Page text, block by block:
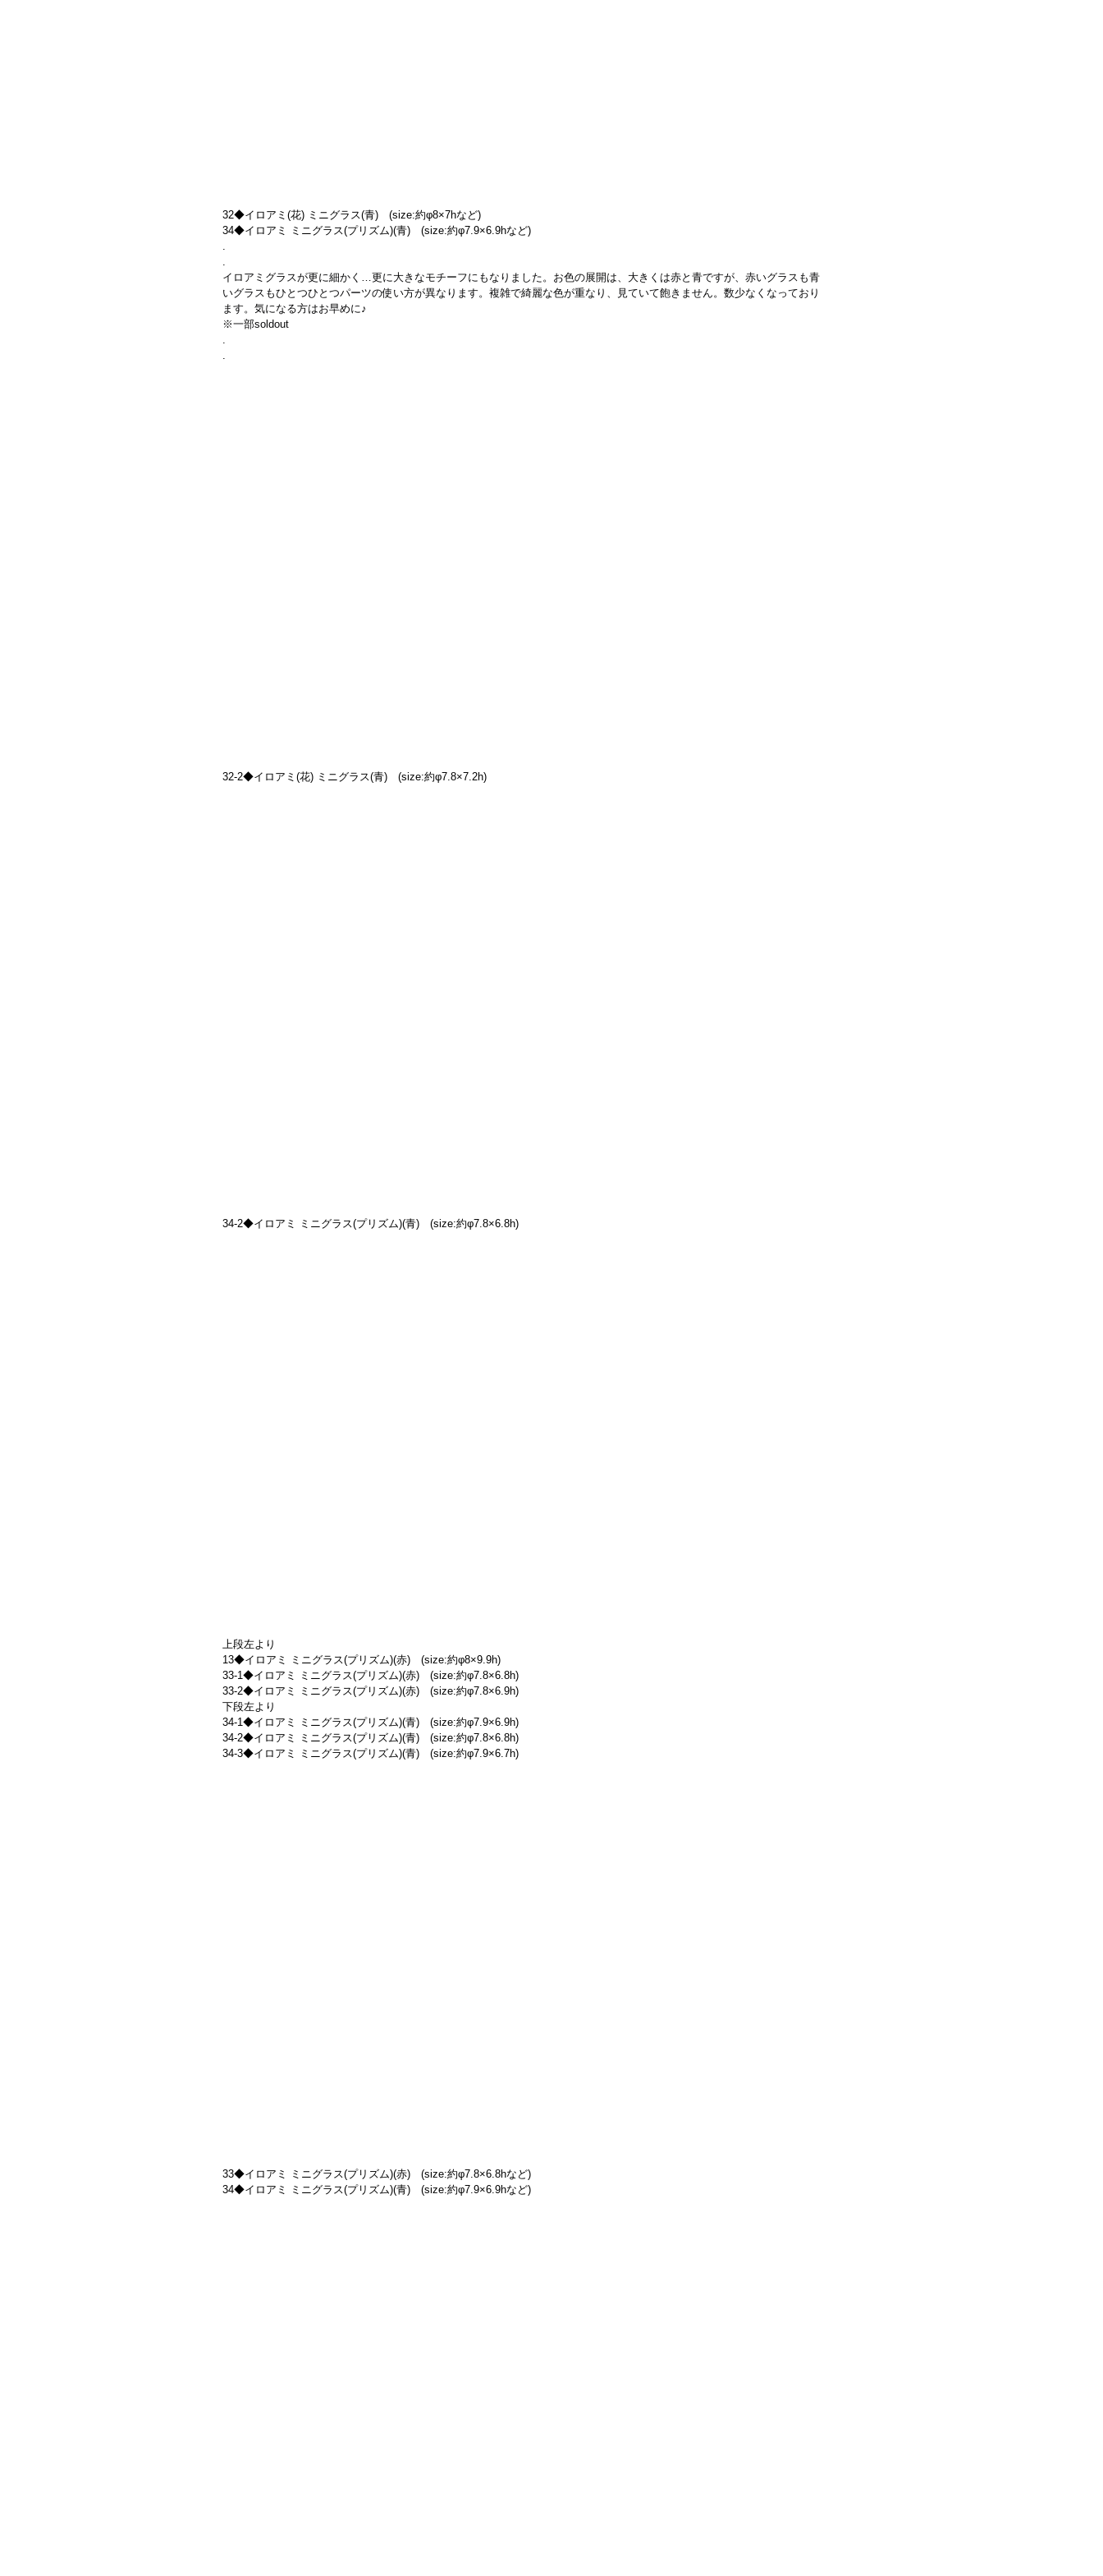
32◆イロアミ(花) ミニグラス(青)　(size:約φ8×7hなど)
34◆イロアミ ミニグラス(プリズム)(青)　(size:約φ7.9×6.9hなど)
.
.
イロアミグラスが更に細かく…更に大きなモチーフにもなりました。お色の展開は、大きくは赤と青ですが、赤いグラスも青
いグラスもひとつひとつパーツの使い方が異なります。複雑で綺麗な色が重なり、見ていて飽きません。数少なくなっており
ます。気になる方はお早めに♪
※一部soldout
.
.
32-2◆イロアミ(花) ミニグラス(青)　(size:約φ7.8×7.2h)
34-2◆イロアミ ミニグラス(プリズム)(青)　(size:約φ7.8×6.8h)
上段左より
13◆イロアミ ミニグラス(プリズム)(赤)　(size:約φ8×9.9h)
33-1◆イロアミ ミニグラス(プリズム)(赤)　(size:約φ7.8×6.8h)
33-2◆イロアミ ミニグラス(プリズム)(赤)　(size:約φ7.8×6.9h)
下段左より
34-1◆イロアミ ミニグラス(プリズム)(青)　(size:約φ7.9×6.9h)
34-2◆イロアミ ミニグラス(プリズム)(青)　(size:約φ7.8×6.8h)
34-3◆イロアミ ミニグラス(プリズム)(青)　(size:約φ7.9×6.7h)
33◆イロアミ ミニグラス(プリズム)(赤)　(size:約φ7.8×6.8hなど)
34◆イロアミ ミニグラス(プリズム)(青)　(size:約φ7.9×6.9hなど)